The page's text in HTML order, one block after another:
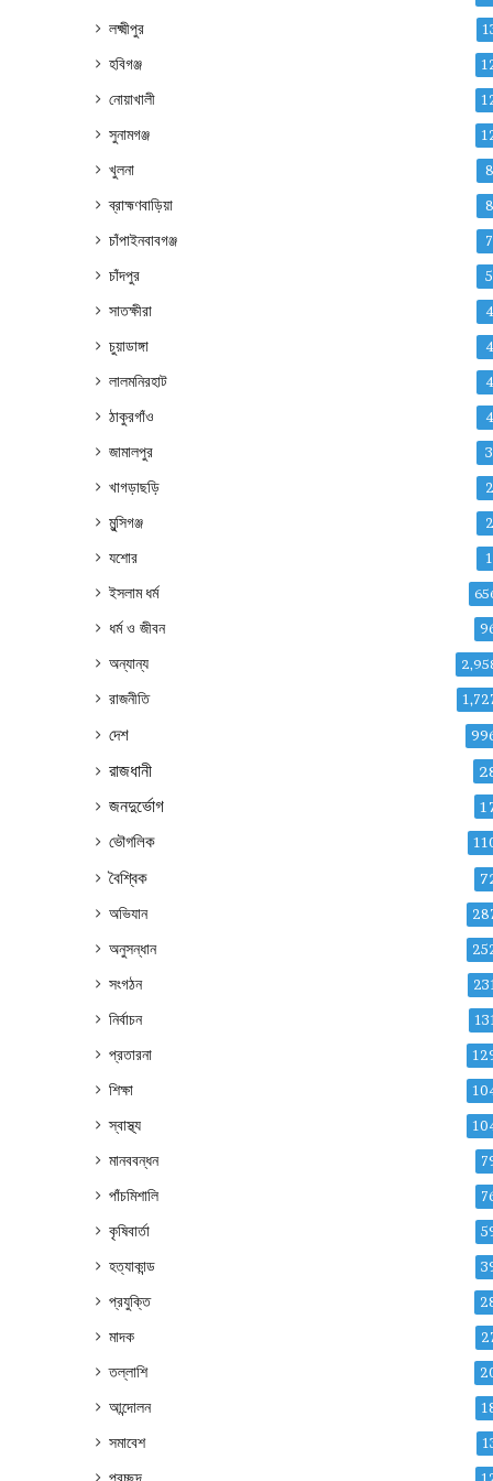
লক্ষ্মীপুর
হবিগঞ্জ
নোয়াখালী
সুনামগঞ্জ
খুলনা 8
ব্রাহ্মণবাড়িয়া 8
চাঁপাইনবাবগঞ্জ 7
চাঁদপুর 5
সাতক্ষীরা 4
চুয়াডাঙ্গা 4
লালমনিরহাট 4
ঠাকুরগাঁও 4
জামালপুর 3
খাগড়াছড়ি 2
মুন্সিগঞ্জ 2
যশোর 1
ইসলাম ধর্ম
ধর্ম ও জীবন
অন্যান্য
রাজনীতি
দেশ
রাজধানী
জনদুর্ভোগ
ভৌগলিক
বৈশ্বিক
অভিযান
অনুসন্ধান
সংগঠন 231
নির্বাচন 131
প্রতারনা
শিক্ষা
স্বাস্থ্য
মানববন্ধন
পাঁচমিশালি
কৃষিবার্তা
হত্যাকান্ড
প্রযুক্তি
মাদক
তল্লাশি
আন্দোলন
সমাবেশ